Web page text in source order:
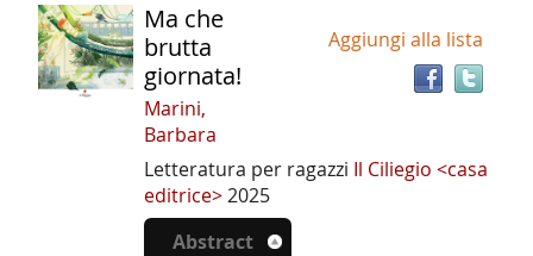
Dettaglio
del
documento
Aggiungi alla lista
Ma che
brutta
giornata!
Marini,
Barbara
Letteratura per ragazzi Il Ciliegio <casa
editrice>2025
Abstract